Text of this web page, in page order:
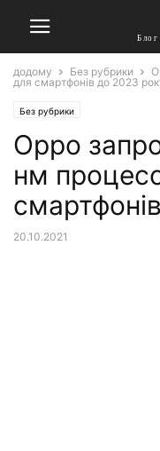
додому Без рубрики
для смартфонів до 2023
Без рубрики
Oppo
нм
20.10.2021